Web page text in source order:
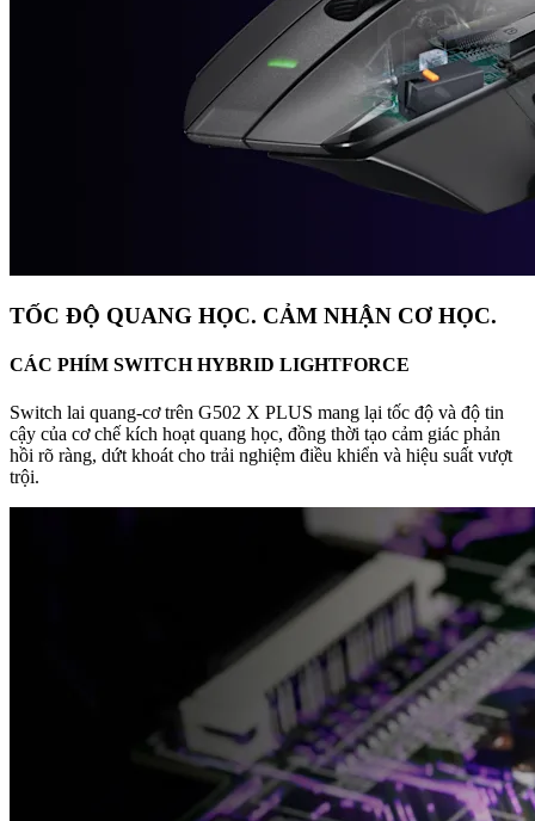
TỐC ĐỘ QUANG HỌC. CẢM NHẬN CƠ HỌC.
CÁC PHÍM SWITCH HYBRID LIGHTFORCE
Switch lai quang-cơ trên G502 X PLUS mang lại tốc độ và độ tin
cậy của cơ chế kích hoạt quang học, đồng thời tạo cảm giác phản
hồi rõ ràng, dứt khoát cho trải nghiệm điều khiển và hiệu suất vượt
trội.